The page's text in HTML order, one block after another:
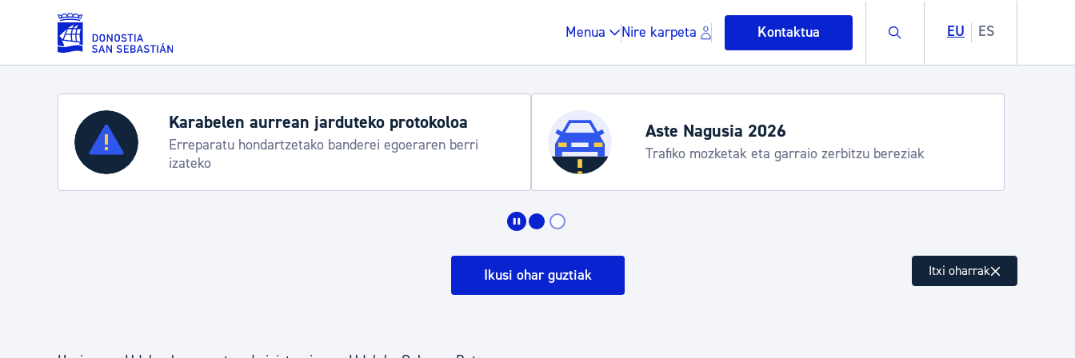
Eduki nagusira joan
Menua Nire karpeta Kontaktua Buscar EU ES
Zerbitzuak
Errolda eta gai pertsonalak
Gune publikoa, hondakinak eta ingurumena
Karabelen aurrean jarduteko protokoloa
Erreparatu hondartzetako banderei egoeraren berri
izateko
Aste Nagusia 2026
Trafiko mozketak eta garraio zerbitzu bereziak
Ikusi ohar guztiak Itxi oharrak